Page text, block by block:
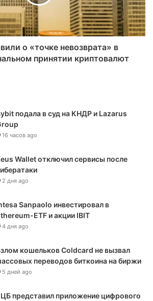
о «точке невозврата» в
принятии криптовалют
подала в суд на КНДР и Lazarus
16 часов ago
Wallet отключил сервисы после
2 дня ago
Sanpaolo инвестировал в
ETF и акции IBIT
4 дня ago
кошельков Coldcard не вызвал
переводов биткоина на биржи
5 дней ago
представил приложение цифрового